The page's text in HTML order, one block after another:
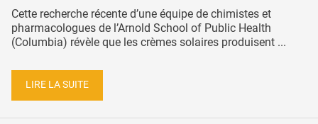
Cette recherche récente d’une équipe de chimistes et
pharmacologues de l’Arnold School of Public Health
(Columbia) révèle que les crèmes solaires produisent ...
LIRE LA SUITE